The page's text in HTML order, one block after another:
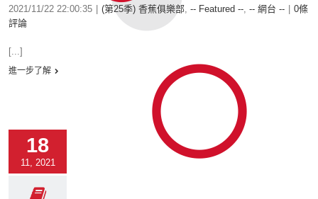
2021/11/22 22:00:35 (第25季) 香蕉俱樂部, -- Featured --, -- 網台 --
0條
評論
[...]
進一步了解
18
11, 2021